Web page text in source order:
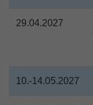
29.04.2027
10.-14.05.2027